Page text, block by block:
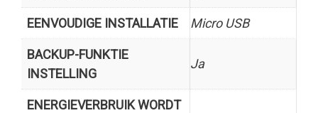
EENVOUDIGE INSTALLATIE Micro USB
BACKUP-FUNKTIE
INSTELLING
Ja
ENERGIEVERBRUIK WORDT